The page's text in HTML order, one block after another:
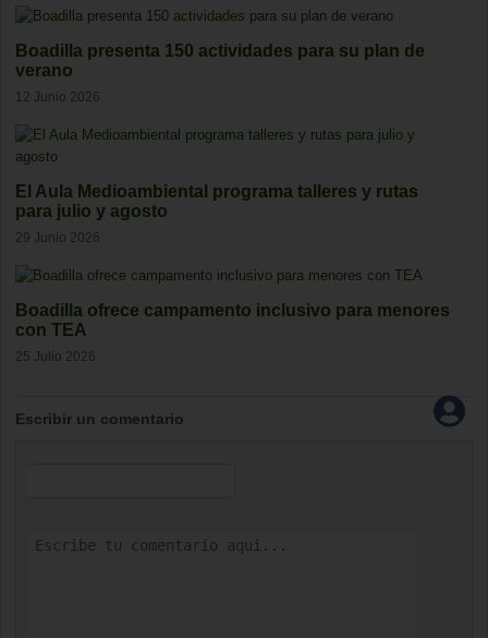
Boadilla presenta 150 actividades para su plan de
verano
12 Junio 2026
El Aula Medioambiental programa talleres y rutas
para julio y agosto
29 Junio 2026
Boadilla ofrece campamento inclusivo para menores
con TEA
25 Julio 2026
Escribir un comentario